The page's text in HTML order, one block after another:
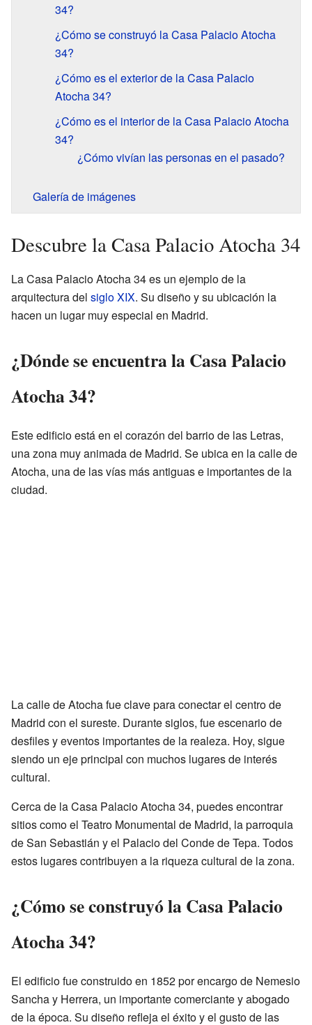
34?
¿Cómo se construyó la Casa Palacio Atocha
34?
¿Cómo es el exterior de la Casa Palacio
Atocha 34?
¿Cómo es el interior de la Casa Palacio Atocha
34?
¿Cómo vivían las personas en el pasado?
Galería de imágenes
Descubre la Casa Palacio Atocha 34
La Casa Palacio Atocha 34 es un ejemplo de la
arquitectura del siglo XIX. Su diseño y su ubicación la
hacen un lugar muy especial en Madrid.
¿Dónde se encuentra la Casa Palacio
Atocha 34?
Este edificio está en el corazón del barrio de las Letras,
una zona muy animada de Madrid. Se ubica en la calle de
Atocha, una de las vías más antiguas e importantes de la
ciudad.
La calle de Atocha fue clave para conectar el centro de
Madrid con el sureste. Durante siglos, fue escenario de
desfiles y eventos importantes de la realeza. Hoy, sigue
siendo un eje principal con muchos lugares de interés
cultural.
Cerca de la Casa Palacio Atocha 34, puedes encontrar
sitios como el Teatro Monumental de Madrid, la parroquia
de San Sebastián y el Palacio del Conde de Tepa. Todos
estos lugares contribuyen a la riqueza cultural de la zona.
¿Cómo se construyó la Casa Palacio
Atocha 34?
El edificio fue construido en 1852 por encargo de Nemesio
Sancha y Herrera, un importante comerciante y abogado
de la época. Su diseño refleja el éxito y el gusto de las